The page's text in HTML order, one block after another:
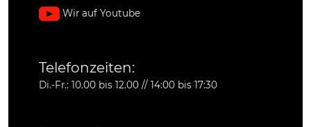
Wir auf Youtube
Telefonzeiten:
Di.-Fr.: 10.00 bis 12.00 // 14:00 bis 17:30